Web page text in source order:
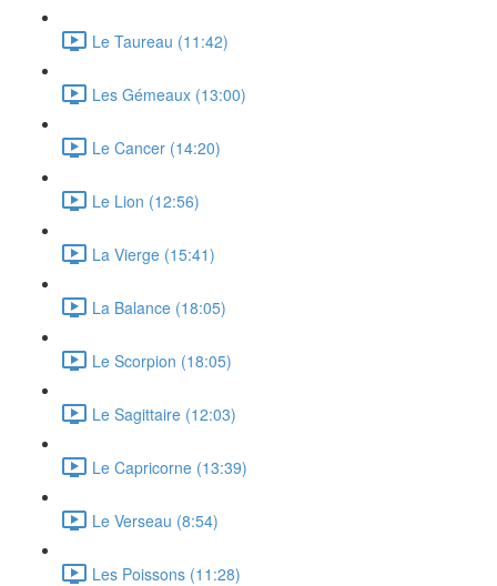
Le Taureau (11:42)
Les Gémeaux (13:00)
Le Cancer (14:20)
Le Lion (12:56)
La Vierge (15:41)
La Balance (18:05)
Le Scorpion (18:05)
Le Sagittaire (12:03)
Le Capricorne (13:39)
Le Verseau (8:54)
Les Poissons (11:28)